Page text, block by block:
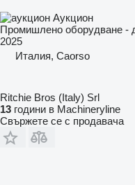
Аукцион
Промишлено оборудване -
2025
Италия, Caorso
Ritchie Bros (Italy) Srl
13 години в Machineryline
Свържете се с продавача